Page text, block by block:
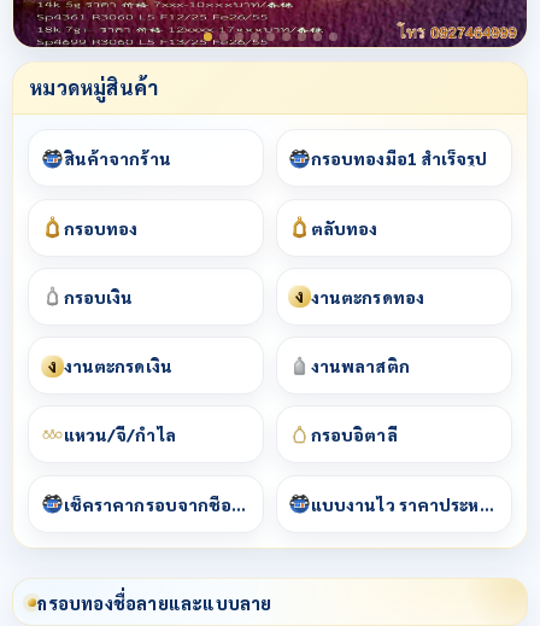
หมวดหมู่สินค้า
สินค้าจากร้าน กรอบทองมือ1 สำเร็จรูป
กรอบทอง ตลับทอง
กรอบเงิน ง งานตะกรุดทอง
ง งานตะกรุดเงิน งานพลาสติก
แหวน/จี้/กำไล กรอบอิตาลี
เช็คราคากรอบจากชื่อพระ แบบงานไว ราคาประหยัด
กรอบทองชื่อลายและแบบลาย